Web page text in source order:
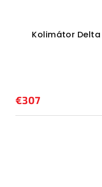
Kolimátor Delta
€307